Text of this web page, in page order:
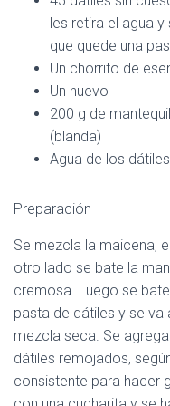
les retira el agua
que quede una
Un chorrito de
Un huevo
200 g de
(blanda)
Agua de los
Preparación
Se mezcla la maicena,
otro lado se bate la
cremosa. Luego se
pasta de dátiles y se
mezcla seca. Se
dátiles remojados,
consistente para hacer